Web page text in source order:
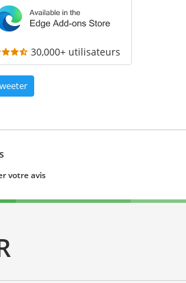
30,000+ utilisateurs
votre avis